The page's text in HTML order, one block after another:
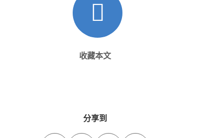
收藏本文
分享到